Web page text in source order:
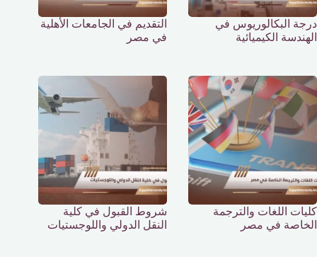
درجة البكالوريوس في
الهندسة الكيميائية
التقديم في الجامعات الأهلية
في مصر
كليات اللغات والترجمة
الخاصة في مصر
شروط القبول في كلية
النقل الدولي واللوجستيات